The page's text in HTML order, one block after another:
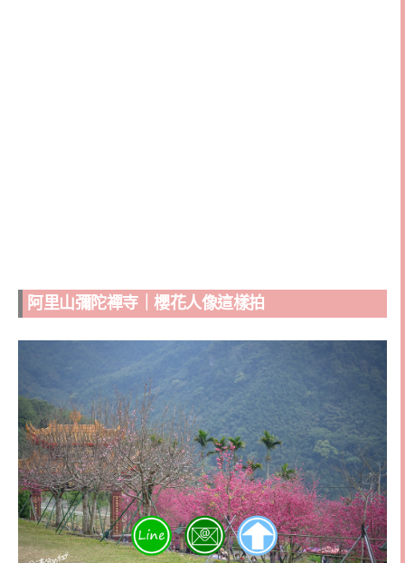
阿里山彌陀襌寺｜櫻花人像這樣拍